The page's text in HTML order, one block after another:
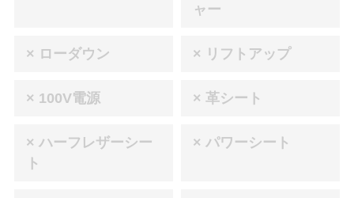
ャー
× ローダウン × リフトアップ
× 100V電源 × 革シート
× ハーフレザーシー
ト
× パワーシート